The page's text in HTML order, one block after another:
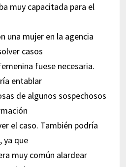
muy capacitada para el
una mujer en la agencia
casos
fuese necesaria.
entablar
de algunos sospechosos
el caso. También podría
ya que
muy común alardear